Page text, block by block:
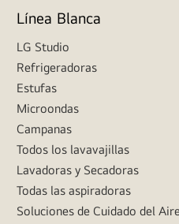
Línea Blanca
LG Studio
Refrigeradoras
Estufas
Microondas
Campanas
Todos los lavavajillas
Lavadoras y Secadoras
Todas las aspiradoras
Soluciones de Cuidado del